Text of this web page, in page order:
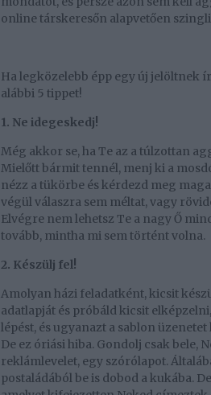
online társkeresőn alapvetően
Ha legközelebb épp egy új jelöltnek
alábbi 5 tippet!
1. Ne idegeskedj!
Még akkor se, ha Te az a túlzottan
Mielőtt bármit tennél, menj ki a
nézz a tükörbe és kérdezd meg
végül válaszra sem méltat, vagy
Elvégre nem lehetsz Te a nagy Ő
tovább, mintha mi sem történt volna.
2. Készülj fel!
Amolyan házi feladatként, kicsit
adatlapját és próbáld kicsit
lépést, és ugyanazt a sablon
De ez óriási hiba. Gondolj csak bele,
reklámlevelet, egy szórólapot.
postaládából be is dobod a kukába.